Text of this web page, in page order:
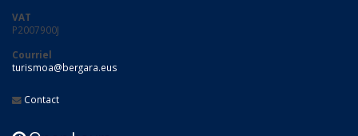
VAT
P2007900J
Courriel
turismoa@bergara.eus
Contact